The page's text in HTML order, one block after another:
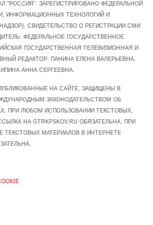
"РОССИЯ". ЗАРЕГИСТРИРОВАНО ФЕДЕРАЛЬНОЙ
ИНФОРМАЦИОННЫХ ТЕХНОЛОГИЙ И
СВИДЕТЕЛЬСТВО О РЕГИСТРАЦИИ СМИ
ФЕДЕРАЛЬНОЕ ГОСУДАРСТВЕННОЕ
ГОСУДАРСТВЕННАЯ ТЕЛЕВИЗИОННАЯ И
РЕДАКТОР: ПАНИНА ЕЛЕНА ВАЛЕРЬЕВНА.
АННА СЕРГЕЕВНА.
НА САЙТЕ, ЗАЩИЩЕНЫ В
ЗАКОНОДАТЕЛЬСТВОМ ОБ
ПРИ ЛЮБОМ ИСПОЛЬЗОВАНИИ ТЕКСТОВЫХ,
НА GTRKPSKOV.RU ОБЯЗАТЕЛЬНА. ПРИ
ТЕКСТОВЫХ МАТЕРИАЛОВ В ИНТЕРНЕТЕ